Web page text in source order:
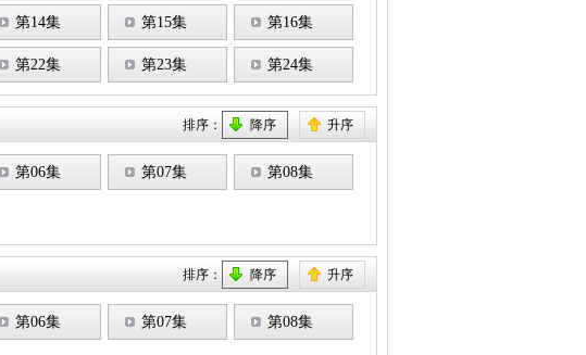
第14集 第15集 第16集
第22集 第23集 第24集
排序： 降序 升序
第06集 第07集 第08集
排序： 降序 升序
第06集 第07集 第08集